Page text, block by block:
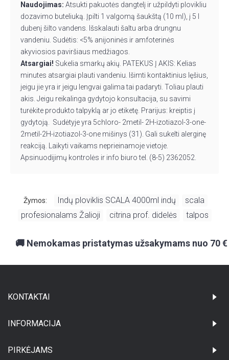
Naudojimas: Atsukti pakuotės dangtelį ir užpildyti plovikliu
dozavimo buteliuką. Įpilti 1 valgomą šaukštą (10 ml), į 5 l
dubenį šilto vandens. Išskalauti šaltu arba drungnu
vandeniu. Sudėtis: <5% anijoninės ir amfoterinės
akyviosios paviršiaus medžiagos.
Atsargiai! Sukelia smarkų akių. PATEKUS Į AKIS: Kelias
minutes atsargiai plauti vandeniu. Išimti kontaktinius lęšius,
jeigu jie yra ir jeigu lengvai galima tai padaryti. Toliau plauti
akis. Jeigu reikalinga gydytojo konsultacija, su savimi
turėkite produkto talpyklą ar jo etiketę. Prarijus: kreiptis į
gydytoją. Sudėtyje yra 5chloro- 2metil- 2H-izotiazol-3-one-
2metil-2H-izotiazol-3-one mišinys (31). Gali sukelti alerginę
reakciją. Laikyti vaikams neprieinamoje vietoje.
Apsinuodijimų kontrolės ir info biuro tel. (8-5) 2362052.
Žymos: Indų ploviklis SCALA 4000ml indų scala
profesionalams Žalioji citrina prof. didelės talpos
🚚 Nemokamas pristatymas užsakymams nuo 70 €
KONTAKTAI
INFORMACIJA
PIRKĖJAMS